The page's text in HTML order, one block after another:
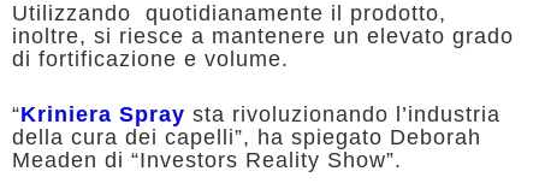
Utilizzando quotidianamente il prodotto,
inoltre, si riesce a mantenere un elevato grado
di fortificazione e volume.
“Kriniera Spray sta rivoluzionando l’industria
della cura dei capelli”, ha spiegato Deborah
Meaden di “Investors Reality Show”.